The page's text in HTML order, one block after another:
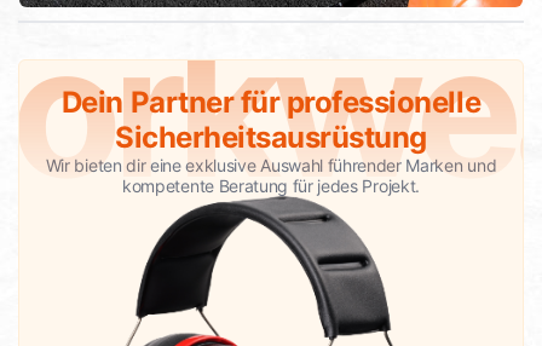
Dein Partner für professionelle
Sicherheitsausrüstung
Wir bieten dir eine exklusive Auswahl führender Marken und
kompetente Beratung für jedes Projekt.